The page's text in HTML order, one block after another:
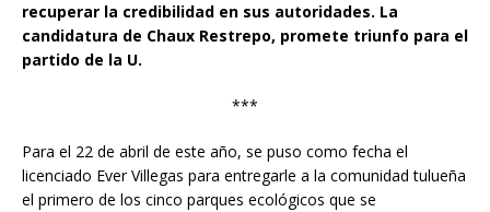
recuperar la credibilidad en sus autoridades. La
candidatura de Chaux Restrepo, promete triunfo para el
partido de la U.
***
Para el 22 de abril de este año, se puso como fecha el
licenciado Ever Villegas para entregarle a la comunidad tulueña
el primero de los cinco parques ecológicos que se